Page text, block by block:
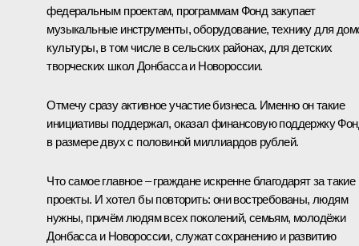
федеральным проектам, программам Фонд закупает
музыкальные инструменты, оборудование, технику для
культуры, в том числе в сельских районах, для детских
творческих школ Донбасса и Новороссии.
Отмечу сразу активное участие бизнеса. Именно он такие
инициативы поддержал, оказал финансовую поддержку
в размере двух с половиной миллиардов рублей.
Что самое главное – граждане искренне благодарят за такие
проекты. И хотел бы повторить: они востребованы, людям
нужны, причём людям всех поколений, семьям, молодёжи
Донбасса и Новороссии, служат сохранению и развитию